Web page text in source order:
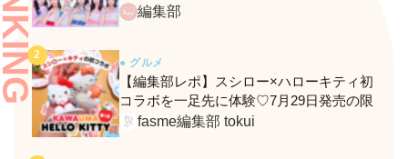
ンバーがわかる、fasmeの新診断がスター
編集部
● グルメ
【編集部レポ】スシロー×ハローキティ初
コラボを一足先に体験♡7月29日発売の限
定メニュー＆グッズをレポ！
fasme編集部 tokui